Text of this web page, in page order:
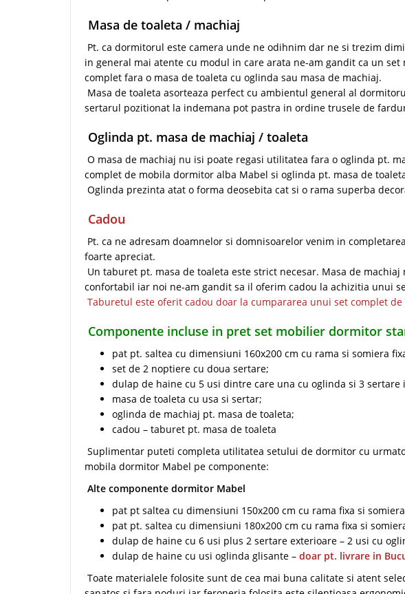
Masa de toaleta / machiaj
Pt. ca dormitorul este camera unde ne odihnim dar ne si trezim
in general mai atente cu modul in care arata ne-am gandit ca un
complet fara o masa de toaleta cu oglinda sau masa de machiaj.
Masa de toaleta asorteaza perfect cu ambientul general al
sertarul pozitionat la indemana pot pastra in ordine trusele de
Oglinda pt. masa de machiaj / toaleta
O masa de machiaj nu isi poate regasi utilitatea fara o oglinda pt.
complet de mobila dormitor alba Mabel si oglinda pt. masa de
Oglinda prezinta atat o forma deosebita cat si o rama superba
Cadou
Pt. ca ne adresam doamnelor si domnisoarelor venim in
foarte apreciat.
Un taburet pt. masa de toaleta este strict necesar. Masa de
confortabil iar noi ne-am gandit sa il oferim cadou la achizitia unui
Taburetul este oferit cadou doar la cumpararea unui set complet
Componente incluse in pret set mobilier dormitor
pat pt. saltea cu dimensiuni 160x200 cm cu rama si somiera
set de 2 noptiere cu doua sertare;
dulap de haine cu 5 usi dintre care una cu oglinda si 3
masa de toaleta cu usa si sertar;
oglinda de machiaj pt. masa de toaleta;
cadou – taburet pt. masa de toaleta
Suplimentar puteti completa utilitatea setului de dormitor cu
mobila dormitor Mabel pe componente:
Alte componente dormitor Mabel
pat pt saltea cu dimensiuni 150x200 cm cu rama fixa si
pat pt. saltea cu dimensiuni 180x200 cm cu rama fixa si
dulap de haine cu 6 usi plus 2 sertare exterioare – 2 usi cu
dulap de haine cu usi oglinda glisante – doar pt. livrare in
Toate materialele folosite sunt de cea mai buna calitate si atent